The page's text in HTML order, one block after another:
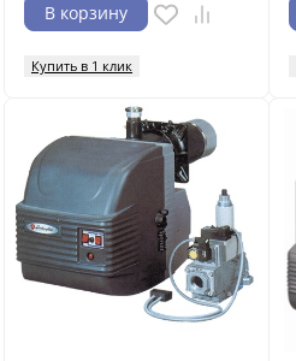
В корзину
Купить в 1 клик